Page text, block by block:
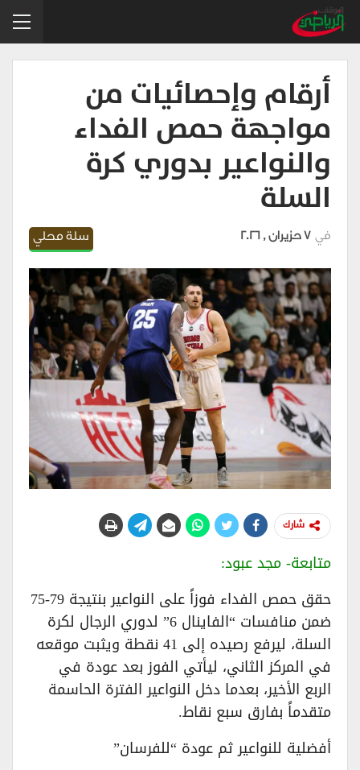
أرقام وإحصائيات من
مواجهة حمص الفداء
والنواعير بدوري كرة
السلة
سلة محلي في 7 حزيران , 2026
شارك
متابعة- مجد عبود:
حقق حمص الفداء فوزاً على النواعير بنتيجة 79-75
ضمن منافسات “الفاينال 6” لدوري الرجال لكرة
السلة، ليرفع رصيده إلى 41 نقطة ويثبت موقعه
في المركز الثاني، ليأتي الفوز بعد عودة في
الربع الأخير، بعدما دخل النواعير الفترة الحاسمة
متقدماً بفارق سبع نقاط.
أفضلية للنواعير ثم عودة “للفرسان”